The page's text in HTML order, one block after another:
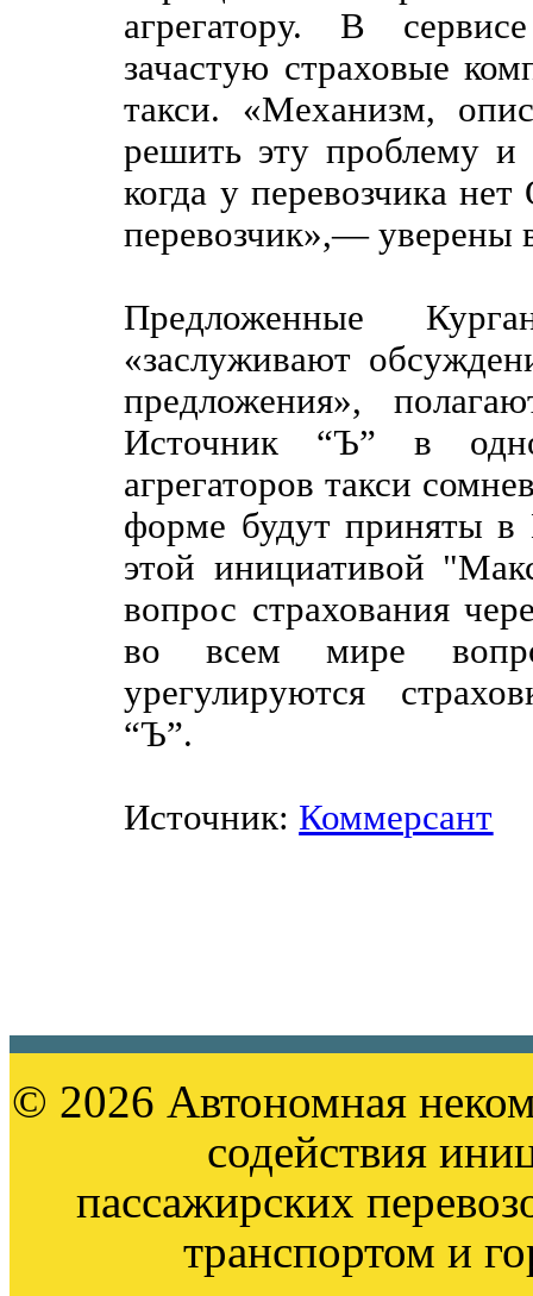
агрегатору. В
зачастую страховые
такси. «Механизм,
решить эту проблему и
когда у перевозчика
перевозчик»,— уверены
Предложенные
«заслуживают
предложения»,
Источник “Ъ” в
агрегаторов такси
форме будут приняты
этой инициативой
вопрос страхования
во всем мире
урегулируются
“Ъ”.
Источник: Коммерсант
© 2026 Автономная
содействия
пассажирских
транспортом и